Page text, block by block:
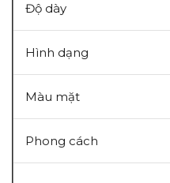
Độ dày
Hình dạng
Màu mặt
Phong cách